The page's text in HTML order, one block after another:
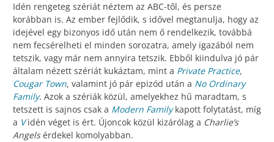
Idén rengeteg szériát néztem az ABC-től, és persze
korábban is. Az ember fejlődik, s idővel megtanulja, hogy az
idejével egy bizonyos idő után nem ő rendelkezik, továbbá
nem fecsérelheti el minden sorozatra, amely igazából nem
tetszik, vagy már nem annyira tetszik. Ebből kiindulva jó pár
általam nézett szériát kukáztam, mint a Private Practice,
Cougar Town, valamint jó pár epizód után a No Ordinary
Family. Azok a szériák közül, amelyekhez hű maradtam, s
tetszett is sajnos csak a Modern Familykapott folytatást, míg
a Vidén véget is ért. Újoncok közül kizárólag a Charlie’s
Angelsérdekel komolyabban.